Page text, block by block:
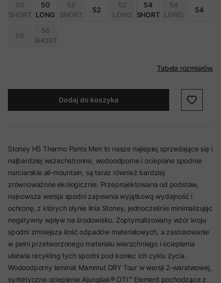
50
SHORT
50
LONG
52
SHORT
52
52
LONG
54
SHORT
54
LONG
54
56
56
SHORT
Tabela rozmiarów
Dodaj do koszyka
Stoney HS Thermo Pants Men to nasze najlepiej sprzedające się i
najbardziej wszechstronne, wodoodporne i ocieplane spodnie
narciarskie all-mountain, są teraz również bardziej
zrównoważone ekologicznie. Przeprojektowana od podstaw,
najnowsza wersja spodni zapewnia wyjątkową wydajność i
ochronę, z których słynie linia Stoney, jednocześnie minimalizując
negatywny wpływ na środowisko. Zoptymalizowany wzór kroju
spodni zmniejsza ilość odpadów materiałowych, a zastosowanie
w pełni przetworzonego materiału wierzchniego i ocieplenia
ułatwia recykling tych spodni pod koniec ich cyklu życia.
Wodoodporny laminat Mammut DRY Tour w wersji 2-warstwowej,
syntetyczne ocieplenie Ajungilak® OTI™ Element pochodzące z